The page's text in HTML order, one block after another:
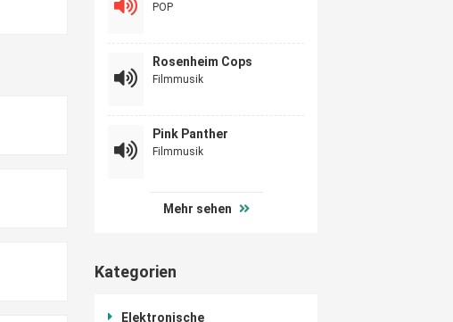
POP
Rosenheim Cops
Filmmusik
Pink Panther
Filmmusik
Mehr sehen
Kategorien
Elektronische